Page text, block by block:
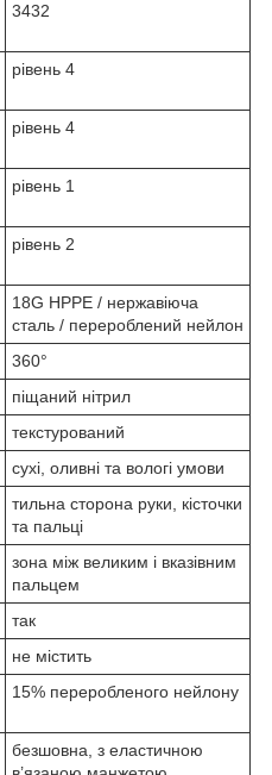
3432
рівень 4
рівень 4
рівень 1
рівень 2
18G HPPE / нержавіюча
сталь / перероблений нейлон
360°
піщаний нітрил
текстурований
сухі, оливні та вологі умови
тильна сторона руки, кісточки
та пальці
зона між великим і вказівним
пальцем
так
не містить
15% переробленого нейлону
безшовна, з еластичною